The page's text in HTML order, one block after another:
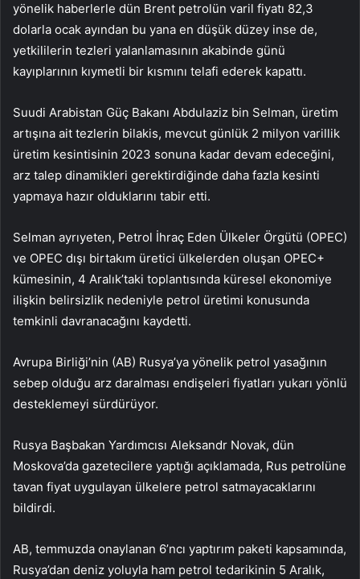
yönelik haberlerle dün Brent petrolün varil fiyatı 82,3
dolarla ocak ayından bu yana en düşük düzey inse de,
yetkililerin tezleri yalanlamasının akabinde günü
kayıplarının kıymetli bir kısmını telafi ederek kapattı.
Suudi Arabistan Güç Bakanı Abdulaziz bin Selman, üretim
artışına ait tezlerin bilakis, mevcut günlük 2 milyon varillik
üretim kesintisinin 2023 sonuna kadar devam edeceğini,
arz talep dinamikleri gerektirdiğinde daha fazla kesinti
yapmaya hazır olduklarını tabir etti.
Selman ayrıyeten, Petrol İhraç Eden Ülkeler Örgütü (OPEC)
ve OPEC dışı birtakım üretici ülkelerden oluşan OPEC+
kümesinin, 4 Aralık’taki toplantısında küresel ekonomiye
ilişkin belirsizlik nedeniyle petrol üretimi konusunda
temkinli davranacağını kaydetti.
Avrupa Birliği’nin (AB) Rusya’ya yönelik petrol yasağının
sebep olduğu arz daralması endişeleri fiyatları yukarı yönlü
desteklemeyi sürdürüyor.
Rusya Başbakan Yardımcısı Aleksandr Novak, dün
Moskova’da gazetecilere yaptığı açıklamada, Rus petrolüne
tavan fiyat uygulayan ülkelere petrol satmayacaklarını
bildirdi.
AB, temmuzda onaylanan 6’ncı yaptırım paketi kapsamında,
Rusya’dan deniz yoluyla ham petrol tedarikinin 5 Aralık,